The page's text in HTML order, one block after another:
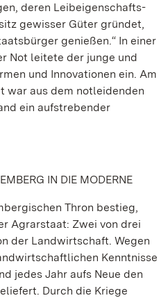
deren Leibeigenschafts-
gewisser Güter gründet,
genießen.“ In einer
Not leitete der junge und
und Innovationen ein. Am
war aus dem notleidenden
ein aufstrebender
IN DIE MODERNE
Thron bestieg,
Agrarstaat: Zwei von drei
der Landwirtschaft. Wegen
Kenntnisse
jedes Jahr aufs Neue den
Durch die Kriege